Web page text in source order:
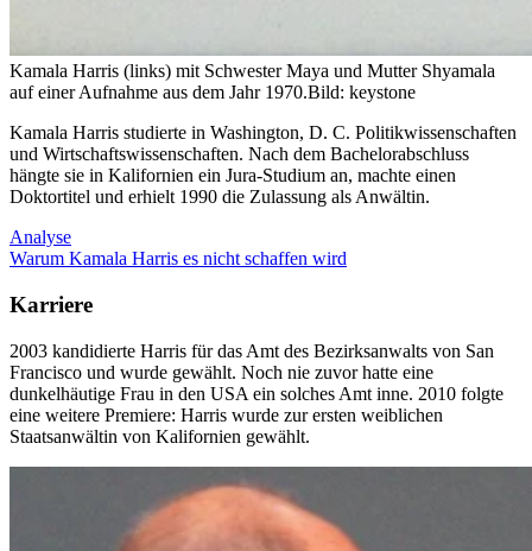
Kamala Harris (links) mit Schwester Maya und Mutter Shyamala
auf einer Aufnahme aus dem Jahr 1970.Bild: keystone
Kamala Harris studierte in Washington, D. C. Politikwissenschaften
und Wirtschaftswissenschaften. Nach dem Bachelorabschluss
hängte sie in Kalifornien ein Jura-Studium an, machte einen
Doktortitel und erhielt 1990 die Zulassung als Anwältin.
Analyse
Warum Kamala Harris es nicht schaffen wird
Karriere
2003 kandidierte Harris für das Amt des Bezirksanwalts von San
Francisco und wurde gewählt. Noch nie zuvor hatte eine
dunkelhäutige Frau in den USA ein solches Amt inne. 2010 folgte
eine weitere Premiere: Harris wurde zur ersten weiblichen
Staatsanwältin von Kalifornien gewählt.